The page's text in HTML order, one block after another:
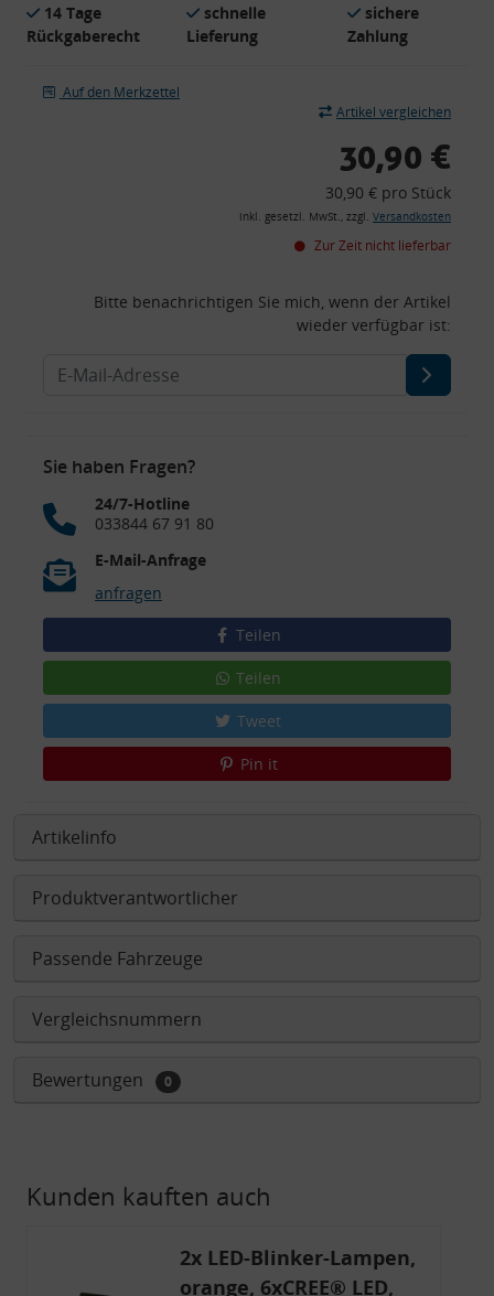
14 Tage
Rückgaberecht
schnelle
Lieferung
sichere
Zahlung
Auf den Merkzettel
Artikel vergleichen
30,90 €
30,90 € pro Stück
inkl. gesetzl. MwSt., zzgl. Versandkosten
Zur Zeit nicht lieferbar
Bitte benachrichtigen Sie mich, wenn der Artikel
wieder verfügbar ist:
Sie haben Fragen?
24/7-Hotline
033844 67 91 80
E-Mail-Anfrage
anfragen
Teilen
Teilen
Tweet
Pin it
Artikelinfo
Produktverantwortlicher
Passende Fahrzeuge
Vergleichsnummern
Bewertungen 0
Kunden kauften auch
2x LED-Blinker-Lampen,
orange, 6xCREE® LED,